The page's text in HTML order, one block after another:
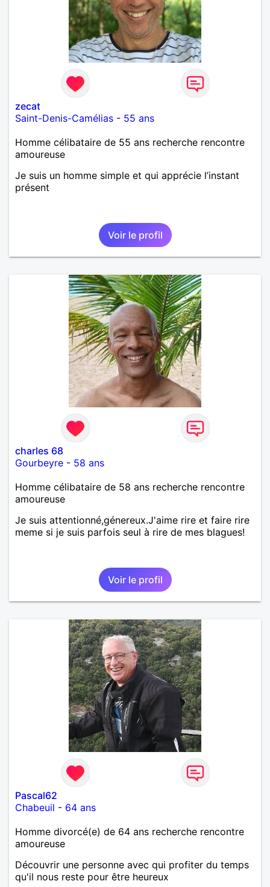
zecat
Saint-Denis-Camélias - 55 ans
Homme célibataire de 55 ans recherche rencontre
amoureuse
Je suis un homme simple et qui apprécie l’instant
présent
Voir le profil
charles 68
Gourbeyre - 58 ans
Homme célibataire de 58 ans recherche rencontre
amoureuse
Je suis attentionné,génereux.J'aime rire et faire rire
meme si je suis parfois seul à rire de mes blagues!
Voir le profil
Pascal62
Chabeuil - 64 ans
Homme divorcé(e) de 64 ans recherche rencontre
amoureuse
Découvrir une personne avec qui profiter du temps
qu'il nous reste pour être heureux